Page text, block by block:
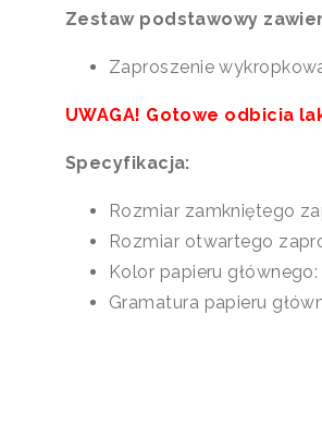
Zestaw podstawowy
Zaproszenie
UWAGA! Gotowe odbicia
Specyfikacja:
Rozmiar zamkniętego
Rozmiar otwartego
Kolor papieru
Gramatura papieru